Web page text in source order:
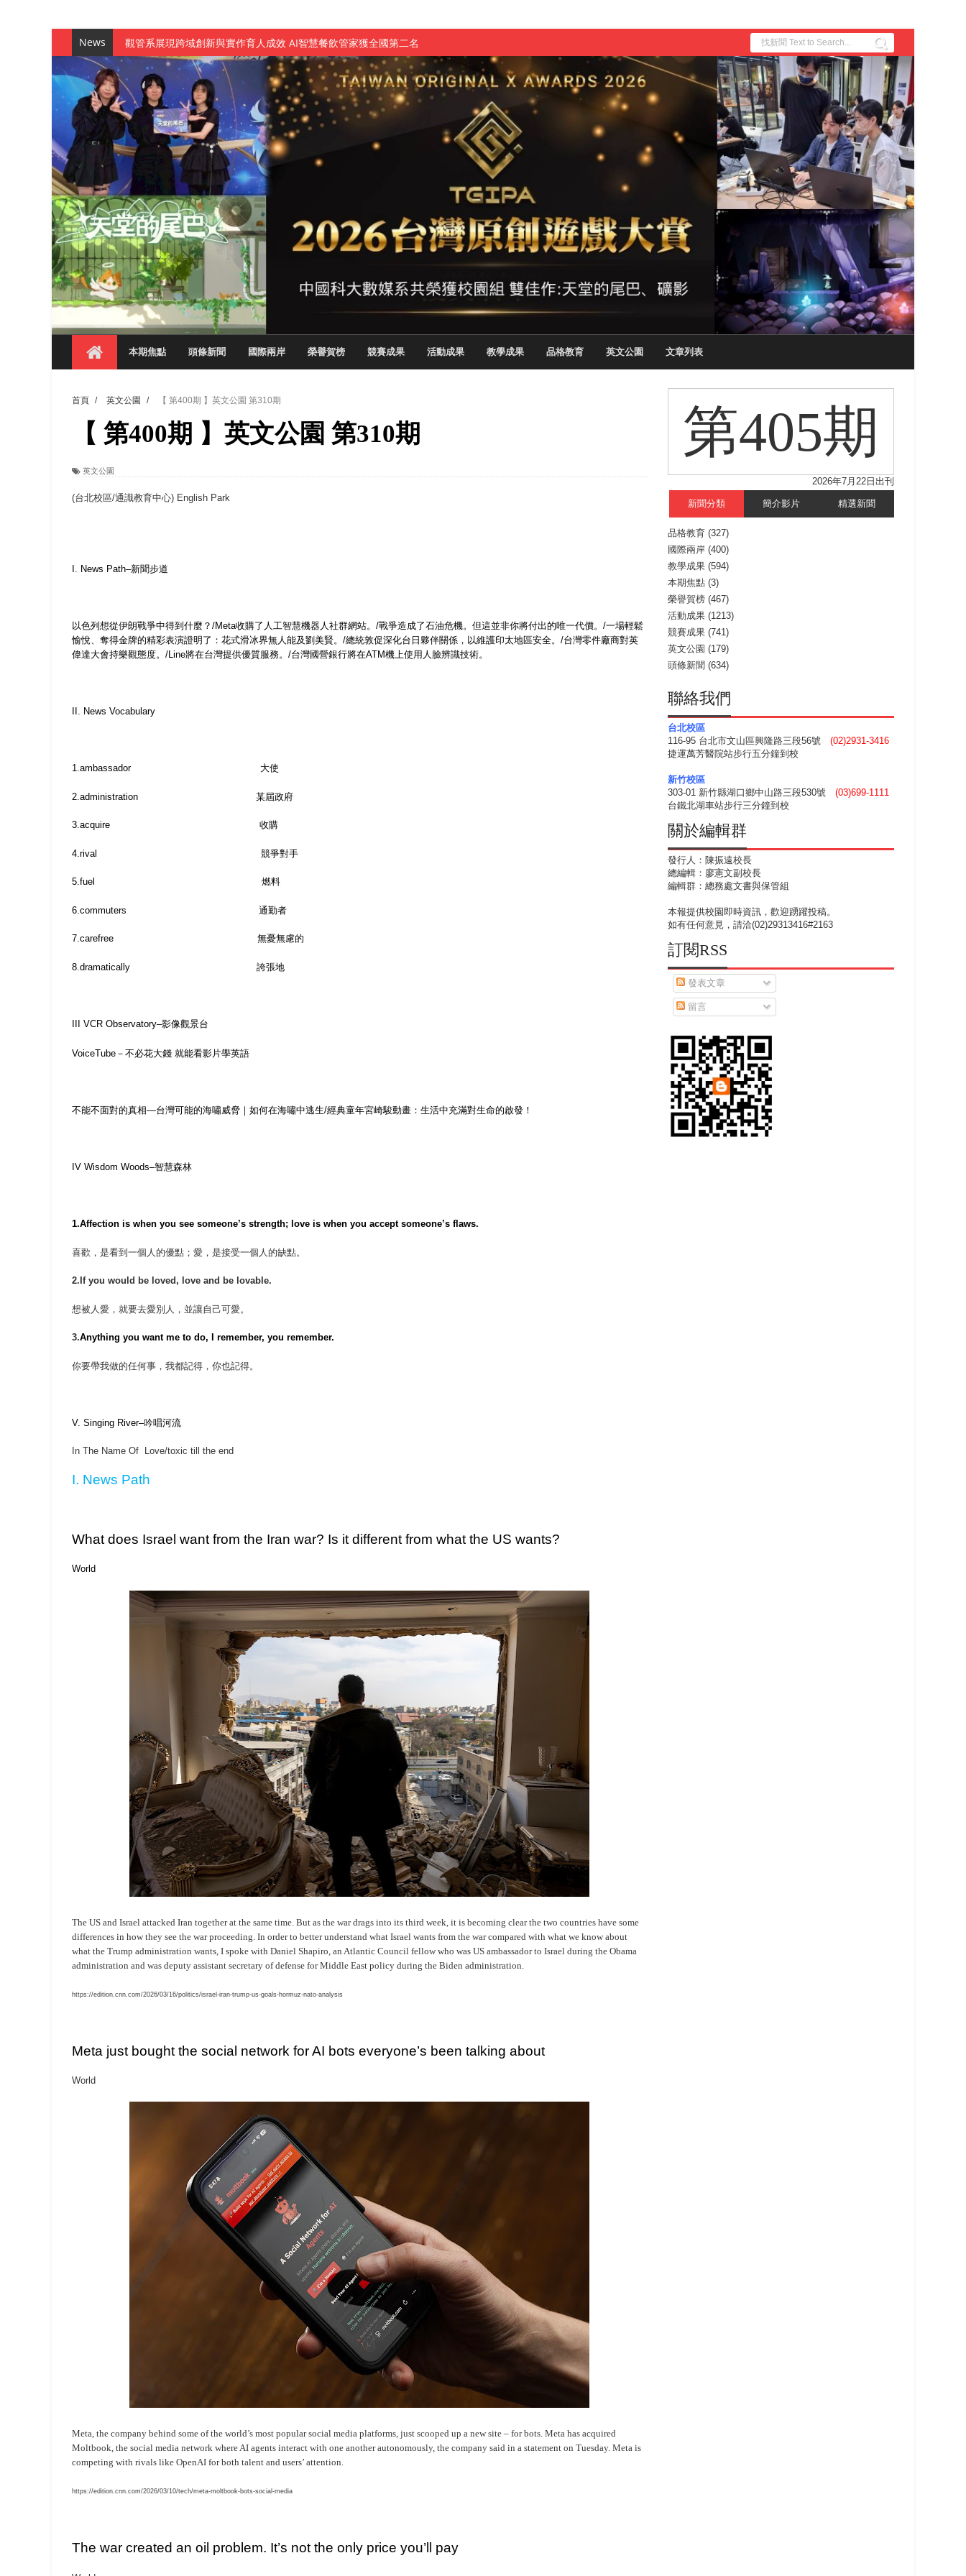
News
觀管系展現跨域創新與實作育人成效 AI智慧餐飲管家獲全國第二名
學務處舉辦「董事長『聊』心室」 上官董事長與青年學子溫馨對談 傳遞品格與智慧力量
成人之美成就學生夢想 菁英學程陪伴財金系學生蛻變成金融新星
金曲陣容強勢進駐！中國科大原民音樂成果展 燃爆傳統與現代
數媒系《天堂的尾巴》、《礦影》勇奪台灣原創遊戲大賞雙佳作
師生攜手磨練一個月！觀管系榮獲天籟盃全國大專廣播詞競賽英文組佳作
一銀彭仁主中國科大開講 解密AI時代的金融轉型與數位正義
通識教育中心主辦「114學年度AI英文自我介紹比賽」成績出爐
數據後的溫度：財金系傑出校友共議「人文素養」 點亮智慧金融時代的跨域新局
森城建設股份有限公司捐贈 嘉惠行管系莘莘學子
產學合作新里程！財金系師生參訪中租控股 探索金融實習優勢
英文公園 315期
【 第404期 】影視系榮獲59屆美國休士頓國際影展最高榮譽白金獎
【 第404期 】你抓得到我嗎？數媒系VR新創遊戲抱回金點新秀獎
【 第404期 】探索空間設計解方 室設系學子於 2026 TSID 提出具體舊建築再利用提案
【 第404期 】從創意到實踐 數媒系學生於技專校院電腦動畫競賽嶄露頭角
領航AI創先例！ 數媒系錄音室獲「杜比全景聲」與「Wwise」雙認證
本期焦點 頭條新聞 國際兩岸 榮譽賀榜 競賽成果 活動成果 教學成果 品格教育 英文公園 文章列表
首頁 / 英文公園 / 【 第400期 】英文公園 第310期
【 第400期 】英文公園 第310期
英文公園
(台北校區/通識教育中心) English Park
. News Path–新聞步道
以色列想從伊朗戰爭中得到什麼？ /Meta收購了人工智慧機器人社群網站。 /戰爭造成了石油危機。但這並非你將付出的唯一代價。 /一場輕鬆
愉悅、奪得金牌的精彩表演證明了：花式滑冰界無人能及劉美賢。 /總統敦促深化台日夥伴關係，以維護印太地區安全。 /台灣零件廠商對英
偉達大會持樂觀態度。 /Line將在台灣提供優質服務。 /台灣國營銀行將在ATM機上使用人臉辨識技術。
II. News Vocabulary
1.ambassador 大使
2.administration 某屆政府
3.acquire 收購
4.rival 競爭對手
5.fuel 燃料
6.commuters 通勤者
7.carefree 無憂無慮的
8.dramatically 誇張地
III VCR Observatory–影像觀景台
VoiceTube －不必花大錢 就能看影片學英語
不能不面對的真相—台灣可能的海嘯威脅｜如何在海嘯中逃生/經典童年宮崎駿動畫：生活中充滿對生命的啟發！
IV Wisdom Woods–智慧森林
1.Affection is when you see someone’s strength; love is when you accept someone’s flaws.
喜歡，是看到一個人的優點；愛，是接受一個人的缺點。
2.If you would be loved, love and be lovable.
想被人愛，就要去愛別人，並讓自己可愛。
3.Anything you want me to do, I remember, you remember.
你要帶我做的任何事，我都記得，你也記得。
V. Singing River–吟唱河流
In The Name Of Love/toxic till the end
I. News Path
What does Israel want from the Iran war? Is it different from what the US wants?
World
The US and Israel attacked Iran together at the same time. But as the war drags into its third week, it is becoming clear the two countries have some
differences in how they see the war proceeding. In order to better understand what Israel wants from the war compared with what we know about
what the Trump administration wants, I spoke with Daniel Shapiro, an Atlantic Council fellow who was US ambassador to Israel during the Obama
administration and was deputy assistant secretary of defense for Middle East policy during the Biden administration.
https://edition.cnn.com/2026/03/16/politics/israel-iran-trump-us-goals-hormuz-nato-analysis
Meta just bought the social network for AI bots everyone’s been talking about
World
Meta, the company behind some of the world’s most popular social media platforms, just scooped up a new site – for bots. Meta has acquired
Moltbook, the social media network where AI agents interact with one another autonomously, the company said in a statement on Tuesday. Meta is
competing with rivals like OpenAI for both talent and users’ attention.
https://edition.cnn.com/2026/03/10/tech/meta-moltbook-bots-social-media
The war created an oil problem. It’s not the only price you’ll pay
第405期
2026年7月22日出刊
新聞分類 簡介影片 精選新聞
品格教育 (327)
國際兩岸 (400)
教學成果 (594)
本期焦點 (3)
榮譽賀榜 (467)
活動成果 (1213)
競賽成果 (741)
英文公園 (179)
頭條新聞 (634)
聯絡我們
台北校區
116-95 台北市文山區興隆路三段56號 (02)2931-3416
捷運萬芳醫院站步行五分鐘到校
新竹校區
303-01 新竹縣湖口鄉中山路三段530號 (03)699-1111
台鐵北湖車站步行三分鐘到校
關於編輯群
發行人：陳振遠校長
總編輯：廖憲文副校長
編輯群：總務處文書與保管組
本報提供校園即時資訊，歡迎踴躍投稿。
如有任何意見，請洽(02)29313416#2163
訂閱RSS
發表文章
留言